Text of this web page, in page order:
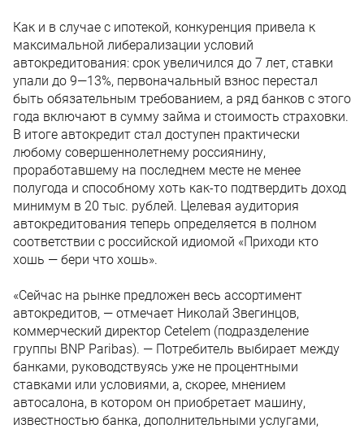
Как и в случае с ипотекой, конкуренция привела к
максимальной либерализации условий
автокредитования: срок увеличился до 7 лет, ставки
упали до 9—13%, первоначальный взнос перестал
быть обязательным требованием, а ряд банков с этого
года включают в сумму займа и стоимость страховки.
В итоге автокредит стал доступен практически
любому совершеннолетнему россиянину,
проработавшему на последнем месте не менее
полугода и способному хоть как-то подтвердить доход
минимум в 20 тыс. рублей. Целевая аудитория
автокредитования теперь определяется в полном
соответствии с российской идиомой «Приходи кто
хошь — бери что хошь».
«Сейчас на рынке предложен весь ассортимент
автокредитов, — отмечает Николай Звегинцов,
коммерческий директор Cetelem (подразделение
группы BNP Paribas). — Потребитель выбирает между
банками, руководствуясь уже не процентными
ставками или условиями, а, скорее, мнением
автосалона, в котором он приобретает машину,
известностью банка, дополнительными услугами,